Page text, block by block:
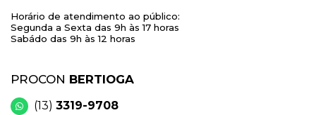
Horário de atendimento ao público:
Segunda a Sexta das 9h às 17 horas
Sabádo das 9h às 12 horas
PROCON BERTIOGA
(13) 3319-9708